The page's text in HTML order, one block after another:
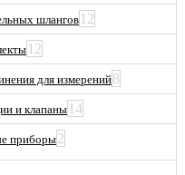
шлангов 12
12
для измерений8
и клапаны 14
приборы2